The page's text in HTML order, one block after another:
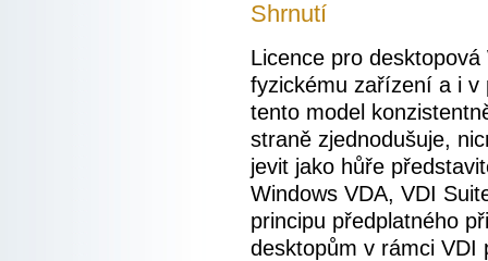
Shrnutí
Licence pro
fyzickému zařízení a i v
tento model
straně zjednodušuje,
jevit jako hůře
Windows VDA, VDI
principu předplatného
desktopům v rámci VDI